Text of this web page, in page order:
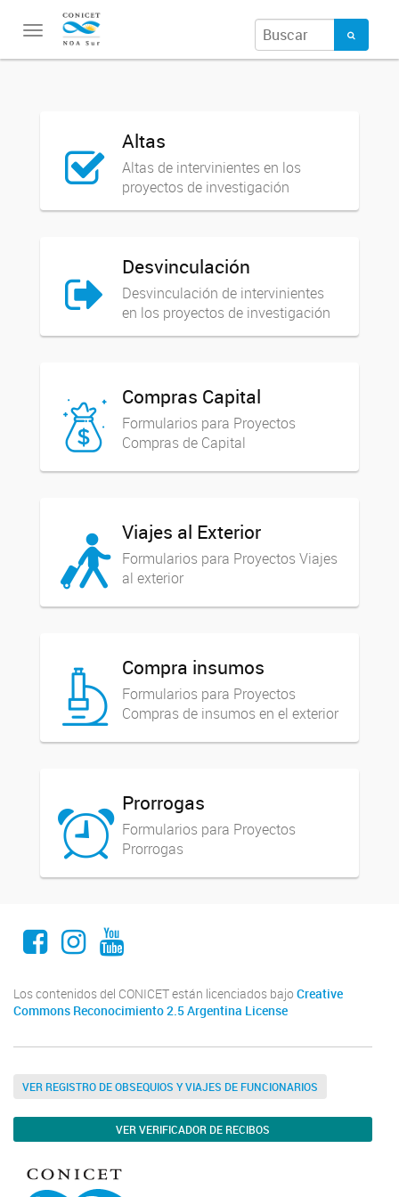
Toggle
navigation
Altas
Altas de intervinientes en los
proyectos de investigación
Desvinculación
Desvinculación de intervinientes
en los proyectos de investigación
Compras Capital
Formularios para Proyectos
Compras de Capital
Viajes al Exterior
Formularios para Proyectos Viajes
al exterior
Compra insumos
Formularios para Proyectos
Compras de insumos en el exterior
Prorrogas
Formularios para Proyectos
Prorrogas
Facebook
Instagram
Youtube
Los contenidos del CONICET están licenciados bajo Creative
Commons Reconocimiento 2.5 Argentina License
VER REGISTRO DE OBSEQUIOS Y VIAJES DE FUNCIONARIOS
VER VERIFICADOR DE RECIBOS